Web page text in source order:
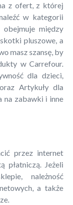
z ofert, z której
w kategorii
między
pluszowe, a
masz szansę, by
w Carrefour.
dla dzieci,
Artykuły dla
na zabawki i inne
przez internet
płatniczą. Jeżeli
należność
a także